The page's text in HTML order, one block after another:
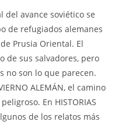
del avance soviético se
de refugiados alemanes
Prusia Oriental. El
de sus salvadores, pero
no son lo que parecen.
ALEMÁN, el camino
En HISTORIAS
de los relatos más